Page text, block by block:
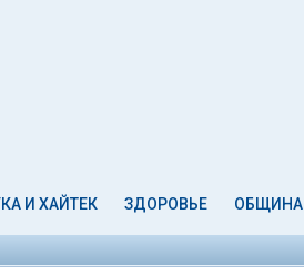
И ХАЙТЕК ЗДОРОВЬЕ ОБЩИНА